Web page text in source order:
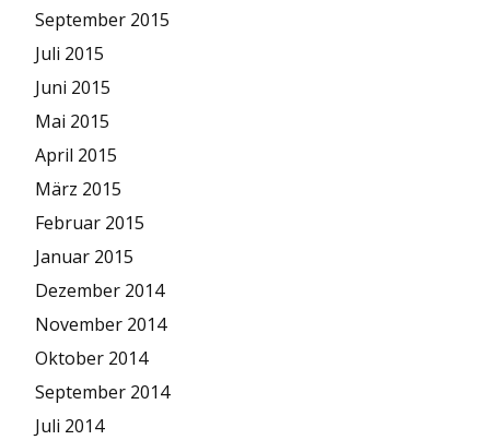
September 2015
Juli 2015
Juni 2015
Mai 2015
April 2015
März 2015
Februar 2015
Januar 2015
Dezember 2014
November 2014
Oktober 2014
September 2014
Juli 2014